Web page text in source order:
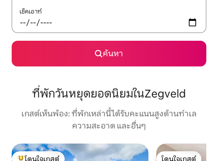
เช็คเอาท์
ค้นหา
ที่พักวันหยุดยอดนิยมในZegveld
เกสต์เห็นพ้อง: ที่พักเหล่านี้ได้รับคะแนนสูงด้านทำเล
ความสะอาด และอื่นๆ
โดนใจเกสต์ โดนใจเกสต์